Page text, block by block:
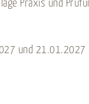
Praxis und
und 21.01.2027